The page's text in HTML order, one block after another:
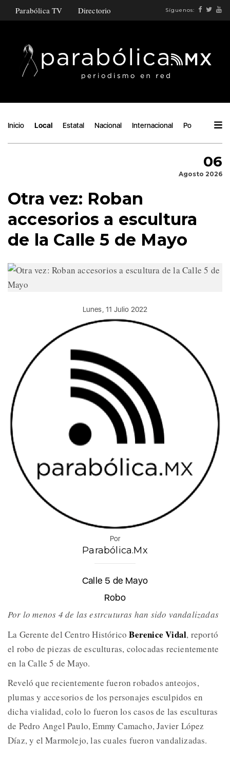
Parabólica TV Directorio Síguenos:
Inicio Local Estatal Nacional Internacional Política
06
Agosto 2026
Otra vez: Roban
accesorios a escultura
de la Calle 5 de Mayo
Lunes, 11 Julio 2022
Por
Parabólica.Mx
Calle 5 de Mayo
Robo
Por lo menos 4 de las estrcuturas han sido vandalizadas
La Gerente del Centro Histórico Berenice Vidal, reportó
el robo de piezas de esculturas, colocadas recientemente
en la Calle 5 de Mayo.
Reveló que recientemente fueron robados anteojos,
plumas y accesorios de los personajes esculpidos en
dicha vialidad, colo lo fueron los casos de las esculturas
de Pedro Angel Paulo, Emmy Camacho, Javier López
Díaz, y el Marmolejo, las cuales fueron vandalizadas.